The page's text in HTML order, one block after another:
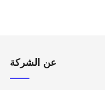
عن الشركة​​​​​​